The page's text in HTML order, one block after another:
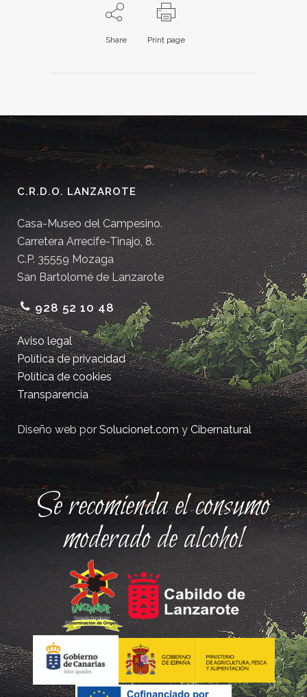
Share Print page
C.R.D.O. LANZAROTE
Casa-Museo del Campesino.
Carretera Arrecife-Tinajo, 8.
C.P. 35559 Mozaga
San Bartolomé de Lanzarote
928 52 10 48
Aviso legal
Política de privacidad
Política de cookies
Transparencia
Diseño web porSolucionet.comyCibernatural
Se recomienda el consumo
moderado de alcohol